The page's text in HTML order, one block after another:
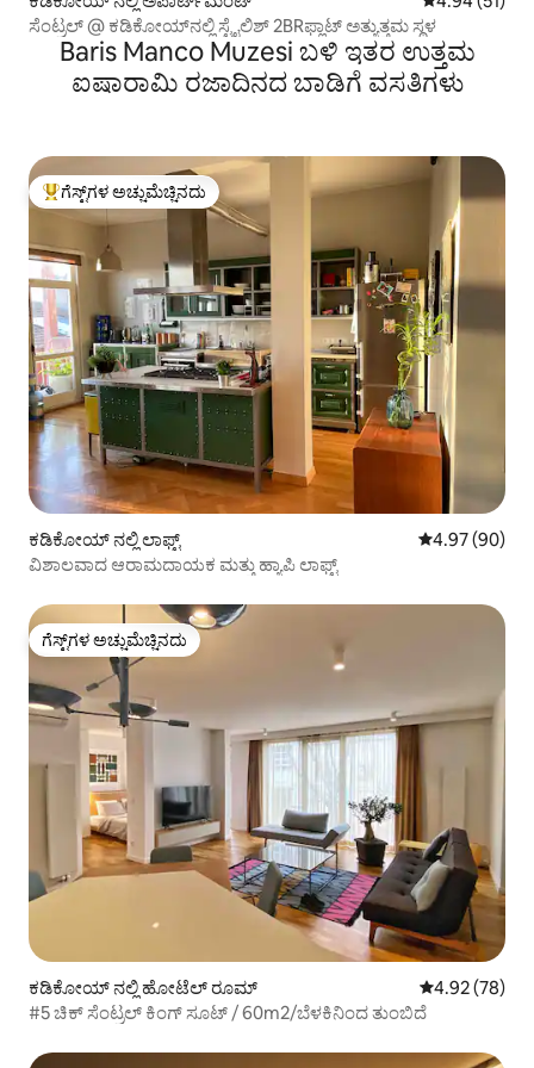
ಸೆಂಟ್ರಲ್ @ ಕಡಿಕೋಯ್‌ನಲ್ಲಿ ಸ್ಟೈಲಿಶ್ 2BRಫ್ಲಾಟ್ ಅತ್ಯುತ್ತಮ ಸ್ಥಳ
Baris Manco Muzesi ಬಳಿ ಇತರ ಉತ್ತಮ
ಐಷಾರಾಮಿ ರಜಾದಿನದ ಬಾಡಿಗೆ ವಸತಿಗಳು
ಗೆಸ್ಟ್‌ಗಳಿಗೆ ಅತಿ ಹೆಚ್ಚು ಅಚ್ಚುಮೆಚ್ಚಿನದು
ಗೆಸ್ಟ್‌ಗಳ ಅಚ್ಚುಮೆಚ್ಚಿನದು
ಕಡಿಕೋಯ್ ನಲ್ಲಿ ಲಾಫ್ಟ್ 5 ರಲ್ಲಿ 4.97
4.97 (90)
ವಿಶಾಲವಾದ ಆರಾಮದಾಯಕ ಮತ್ತು ಹ್ಯಾಪಿ ಲಾಫ್ಟ್
ಗೆಸ್ಟ್‌ಗಳ ಅಚ್ಚುಮೆಚ್ಚಿನದು
ಗೆಸ್ಟ್‌ಗಳ ಅಚ್ಚುಮೆಚ್ಚಿನದು
ಕಡಿಕೋಯ್ ನಲ್ಲಿ ಹೋಟೆಲ್ ರೂಮ್ 5 ರಲ್ಲಿ 4.92
4.92 (78)
#5 ಚಿಕ್ ಸೆಂಟ್ರಲ್ ಕಿಂಗ್ ಸೂಟ್ / 60m2/ಬೆಳಕಿನಿಂದ ತುಂಬಿದೆ